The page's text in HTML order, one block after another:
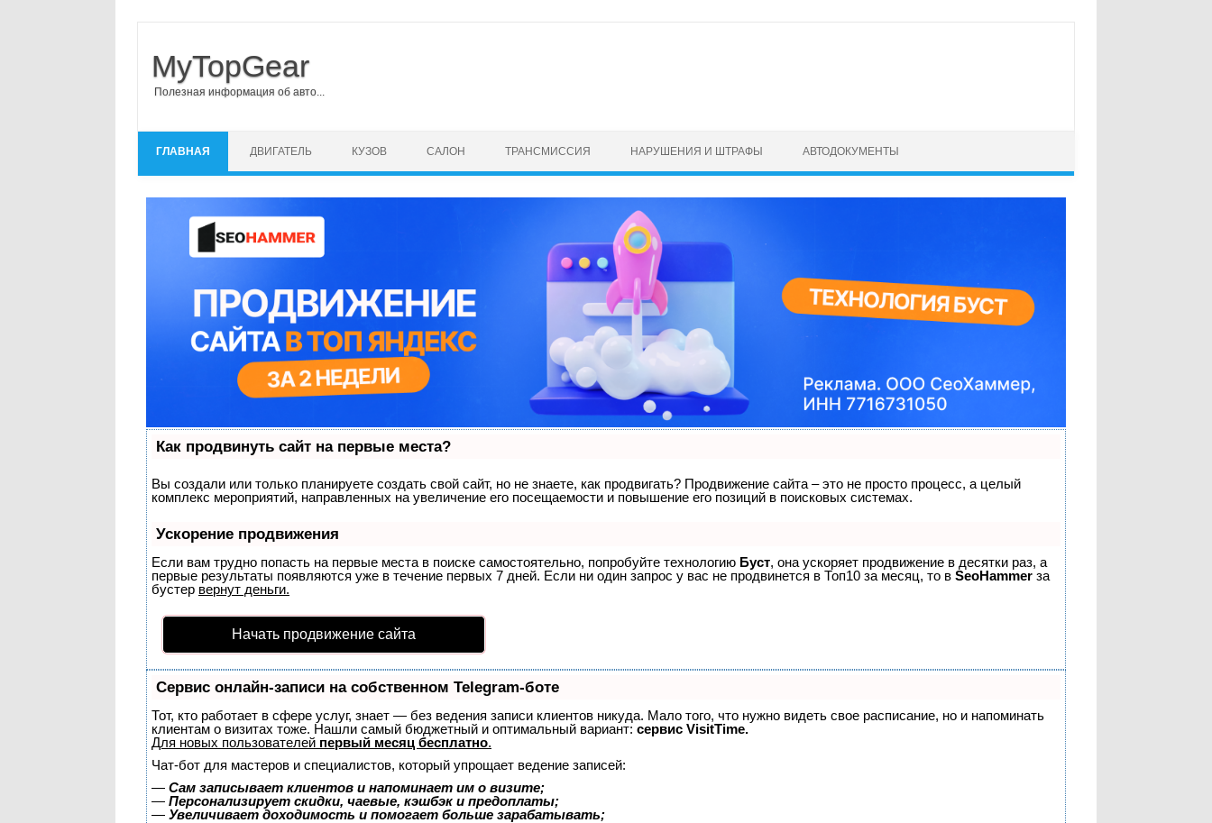
MyTopGear
Полезная информация об авто...
ГЛАВНАЯ ДВИГАТЕЛЬ КУЗОВ САЛОН ТРАНСМИССИЯ НАРУШЕНИЯ И ШТРАФЫ АВТОДОКУМЕНТЫ
Как продвинуть сайт на первые места?
Вы создали или только планируете создать свой сайт, но не знаете, как продвигать? Продвижение сайта – это не просто процесс, а целый
комплекс мероприятий, направленных на увеличение его посещаемости и повышение его позиций в поисковых системах.
Ускорение продвижения
Если вам трудно попасть на первые места в поиске самостоятельно, попробуйте технологию Буст, она ускоряет продвижение в десятки раз, а
первые результаты появляются уже в течение первых 7 дней. Если ни один запрос у вас не продвинется в Топ10 за месяц, то в SeoHammer за
бустер вернут деньги.
Начать продвижение сайта
Сервис онлайн-записи на собственном Telegram-боте
Тот, кто работает в сфере услуг, знает — без ведения записи клиентов никуда. Мало того, что нужно видеть свое расписание, но и напоминать
клиентам о визитах тоже. Нашли самый бюджетный и оптимальный вариант: сервис VisitTime.
Для новых пользователей первый месяц бесплатно.
Чат-бот для мастеров и специалистов, который упрощает ведение записей:
— Сам записывает клиентов и напоминает им о визите;
— Персонализирует скидки, чаевые, кэшбэк и предоплаты;
— Увеличивает доходимость и помогает больше зарабатывать;